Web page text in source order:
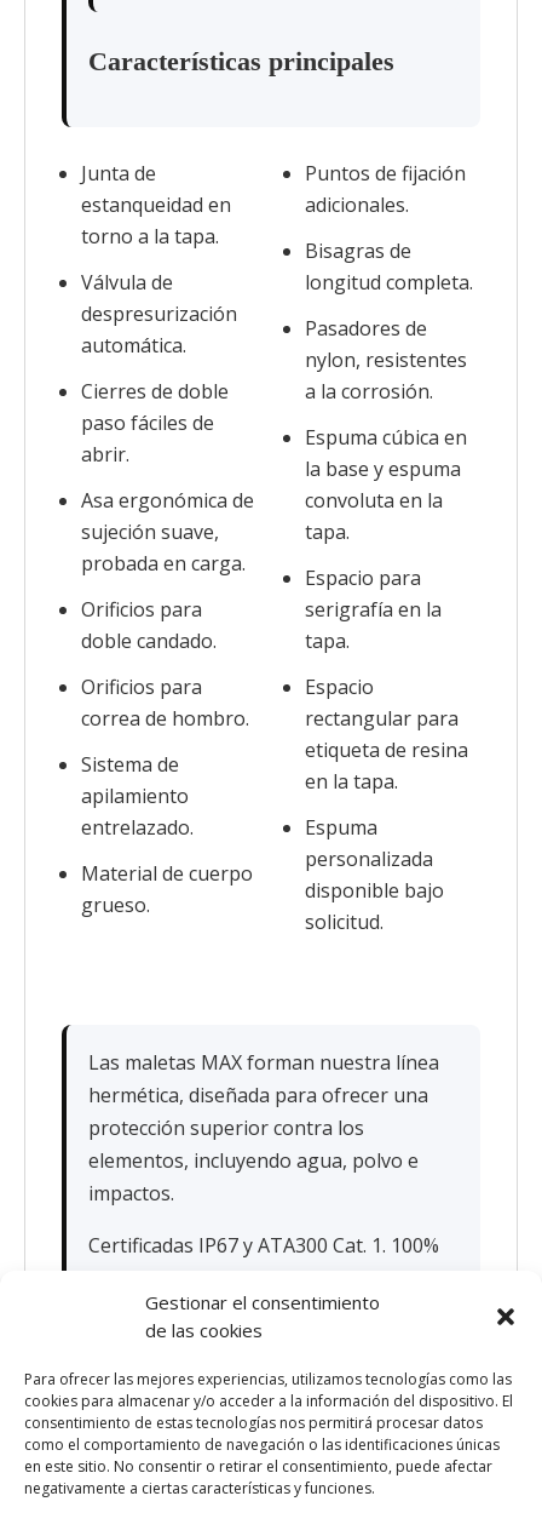
Gestionar el consentimiento
de las cookies
Para ofrecer las mejores experiencias, utilizamos tecnologías como las
cookies para almacenar y/o acceder a la información del dispositivo. El
consentimiento de estas tecnologías nos permitirá procesar datos
como el comportamiento de navegación o las identificaciones únicas
en este sitio. No consentir o retirar el consentimiento, puede afectar
negativamente a ciertas características y funciones.
Características principales
Junta de
estanqueidad en
torno a la tapa.
Válvula de
despresurización
automática.
Cierres de doble
paso fáciles de
abrir.
Asa ergonómica de
sujeción suave,
probada en carga.
Orificios para
doble candado.
Orificios para
correa de hombro.
Sistema de
apilamiento
entrelazado.
Material de cuerpo
grueso.
Puntos de fijación
adicionales.
Bisagras de
longitud completa.
Pasadores de
nylon, resistentes
a la corrosión.
Espuma cúbica en
la base y espuma
convoluta en la
tapa.
Espacio para
serigrafía en la
tapa.
Espacio
rectangular para
etiqueta de resina
en la tapa.
Espuma
personalizada
disponible bajo
solicitud.
Las maletas MAX forman nuestra línea
hermética, diseñada para ofrecer una
protección superior contra los
elementos, incluyendo agua, polvo e
impactos.
Certificadas IP67 y ATA300 Cat. 1. 100%
Vuelve al listado